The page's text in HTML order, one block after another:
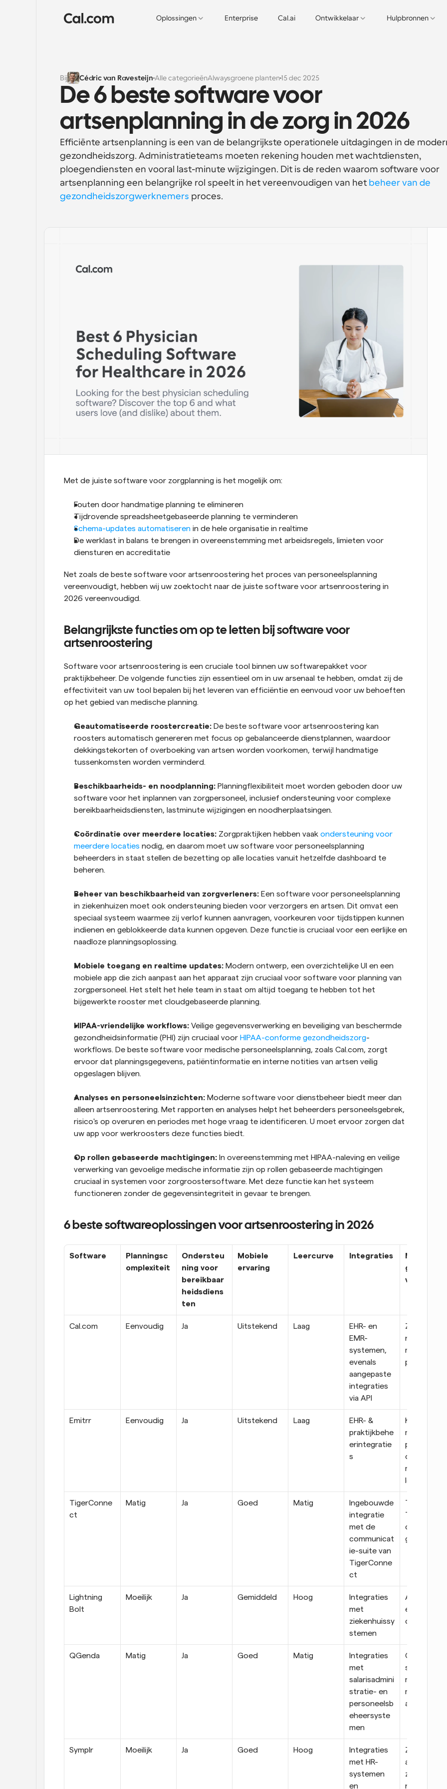
Oplossingen Enterprise Cal.ai Ontwikkelaar Hulpbronnen
Bij Cédric van Ravesteijn Alle categorieënAlwaysgroene planten15 dec 2025
De 6 beste software voor
artsenplanning in de zorg in 2026
Efficiënte artsenplanning is een van de belangrijkste operationele uitdagingen in de
gezondheidszorg. Administratieteams moeten rekening houden met wachtdiensten,
ploegendiensten en vooral last-minute wijzigingen. Dit is de reden waarom software voor
artsenplanning een belangrijke rol speelt in het vereenvoudigen van het beheer van de
gezondheidszorgwerknemers proces.
Met de juiste software voor zorgplanning is het mogelijk om:
Fouten door handmatige planning te elimineren
Tijdrovende spreadsheetgebaseerde planning te verminderen
Schema-updates automatiseren in de hele organisatie in realtime
De werklast in balans te brengen in overeenstemming met arbeidsregels, limieten voor
diensturen en accreditatie
Net zoals de beste software voor artsenroostering het proces van personeelsplanning
vereenvoudigt, hebben wij uw zoektocht naar de juiste software voor artsenroostering in
2026 vereenvoudigd.
Belangrijkste functies om op te letten bij software voor
artsenroostering
Software voor artsenroostering is een cruciale tool binnen uw softwarepakket voor
praktijkbeheer. De volgende functies zijn essentieel om in uw arsenaal te hebben, omdat zij de
effectiviteit van uw tool bepalen bij het leveren van efficiëntie en eenvoud voor uw behoeften
op het gebied van medische planning.
Geautomatiseerde roostercreatie: De beste software voor artsenroostering kan
roosters automatisch genereren met focus op gebalanceerde dienstplannen, waardoor
dekkingstekorten of overboeking van artsen worden voorkomen, terwijl handmatige
tussenkomsten worden verminderd.
Beschikbaarheids- en noodplanning: Planningflexibiliteit moet worden geboden door uw
software voor het inplannen van zorgpersoneel, inclusief ondersteuning voor complexe
bereikbaarheidsdiensten, lastminute wijzigingen en noodherplaatsingen.
Coördinatie over meerdere locaties: Zorgpraktijken hebben vaak ondersteuning voor
meerdere locaties nodig, en daarom moet uw software voor personeelsplanning
beheerders in staat stellen de bezetting op alle locaties vanuit hetzelfde dashboard te
beheren.
Beheer van beschikbaarheid van zorgverleners: Een software voor personeelsplanning
in ziekenhuizen moet ook ondersteuning bieden voor verzorgers en artsen. Dit omvat een
speciaal systeem waarmee zij verlof kunnen aanvragen, voorkeuren voor tijdstippen kunnen
indienen en geblokkeerde data kunnen opgeven. Deze functie is cruciaal voor een eerlijke en
naadloze planningsoplossing.
Mobiele toegang en realtime updates: Modern ontwerp, een overzichtelijke UI en een
mobiele app die zich aanpast aan het apparaat zijn cruciaal voor software voor planning van
zorgpersoneel. Het stelt het hele team in staat om altijd toegang te hebben tot het
bijgewerkte rooster met cloudgebaseerde planning.
HIPAA-vriendelijke workflows: Veilige gegevensverwerking en beveiliging van beschermde
gezondheidsinformatie (PHI) zijn cruciaal voor HIPAA-conforme gezondheidszorg-
workflows. De beste software voor medische personeelsplanning, zoals Cal.com, zorgt
ervoor dat planningsgegevens, patiëntinformatie en interne notities van artsen veilig
opgeslagen blijven.
Analyses en personeelsinzichten: Moderne software voor dienstbeheer biedt meer dan
alleen artsenroostering. Met rapporten en analyses helpt het beheerders personeelsgebrek,
risico's op overuren en periodes met hoge vraag te identificeren. U moet ervoor zorgen dat
uw app voor werkroosters deze functies biedt.
Op rollen gebaseerde machtigingen: In overeenstemming met HIPAA-naleving en veilige
verwerking van gevoelige medische informatie zijn op rollen gebaseerde machtigingen
cruciaal in systemen voor zorgroostersoftware. Met deze functie kan het systeem
functioneren zonder de gegevensintegriteit in gevaar te brengen.
6 beste softwareoplossingen voor artsenroostering in 2026
Software
Planningsc
omplexiteit
Ondersteu
ning voor
bereikbaar
heidsdiens
ten
Mobiele
ervaring
Leercurve Integraties
Meest
geschikt
voor
Cal.com Eenvoudig Ja Uitstekend Laag
EHR- en
EMR-
systemen,
evenals
aangepaste
integraties
via API
n en
medische
praktijken
Emitrr Eenvoudig Ja Uitstekend Laag
EHR- &
praktijkbehe
erintegratie
s
Klinieken en
medische
praktijken
op
meerdere
locaties
TigerConne
ct
Matig Ja Goed Matig
Ingebouwde
integratie
met de
communicat
ie-suite van
TigerConne
ct
Teams die
ct al
gebruiken
Lightning
Bolt
Moeilijk Ja Gemiddeld Hoog
Integraties
met
ziekenhuissy
stemen
e medische
centra
QGenda Matig Ja Goed Matig
Integraties
met
salarisadmini
stratie- en
personeelsb
eheersyste
men
szorgsyste
men met
meerdere
afdelingen
Symplr Moeilijk Ja Goed Hoog
Integraties
met HR-
systemen
en
aties die op
zoek zijn
naar